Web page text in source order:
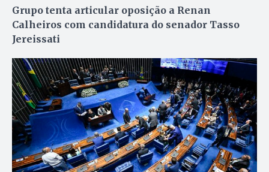
Grupo tenta articular oposição a Renan
Calheiros com candidatura do senador Tasso
Jereissati